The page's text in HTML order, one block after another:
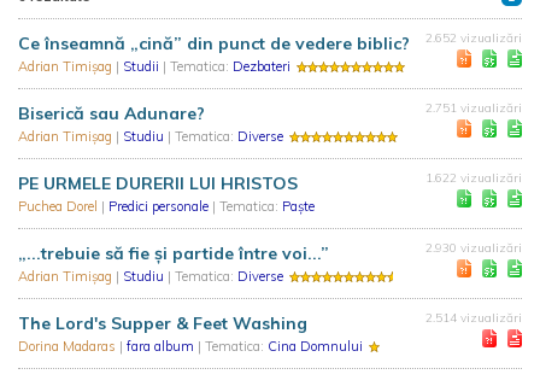
Ce înseamnă „cină” din punct de vedere biblic?
Adrian Timișag | Studii | Tematica: Dezbateri
2.652 vizualizări
Biserică sau Adunare?
Adrian Timișag | Studiu | Tematica: Diverse
2.751 vizualizări
PE URMELE DURERII LUI HRISTOS
Puchea Dorel | Predici personale | Tematica: Paște
1.622 vizualizări
„...trebuie să fie și partide între voi...”
Adrian Timișag | Studiu | Tematica: Diverse
2.930 vizualizări
The Lord's Supper & Feet Washing
Dorina Madaras | fara album | Tematica: Cina Domnului
2.514 vizualizări